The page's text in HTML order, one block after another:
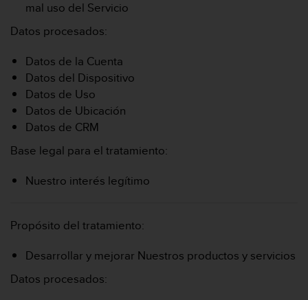
mal uso del Servicio
Datos procesados:
Datos de la Cuenta
Datos del Dispositivo
Datos de Uso
Datos de Ubicación
Datos de CRM
Base legal para el tratamiento:
Nuestro interés legítimo
Propósito del tratamiento:
Desarrollar y mejorar Nuestros productos y servicios
Datos procesados: